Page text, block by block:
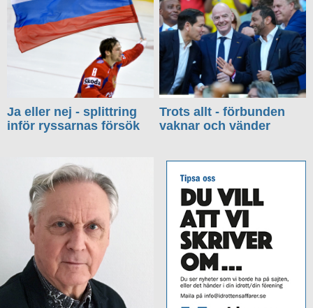
Ja eller nej - splittring
inför ryssarnas försök
Trots allt - förbunden
vaknar och vänder